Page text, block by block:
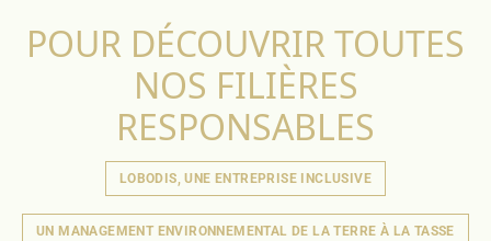
POUR DÉCOUVRIR TOUTES
NOS FILIÈRES
RESPONSABLES
LOBODIS, UNE ENTREPRISE INCLUSIVE
UN MANAGEMENT ENVIRONNEMENTAL DE LA TERRE À LA TASSE